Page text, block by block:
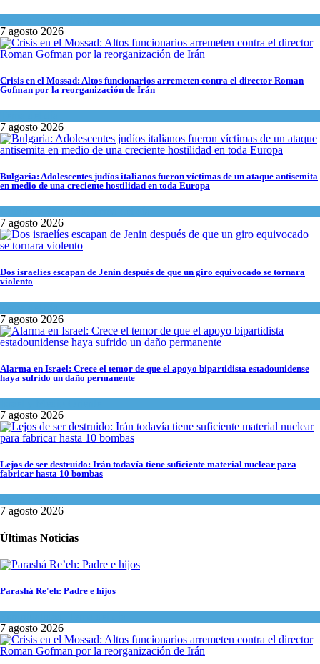
7 agosto 2026
Crisis en el Mossad: Altos funcionarios arremeten contra el director Roman
Gofman por la reorganización de Irán
7 agosto 2026
Bulgaria: Adolescentes judíos italianos fueron víctimas de un ataque antisemita
en medio de una creciente hostilidad en toda Europa
7 agosto 2026
Dos israelíes escapan de Jenin después de que un giro equivocado se tornara
violento
7 agosto 2026
Alarma en Israel: Crece el temor de que el apoyo bipartidista estadounidense
haya sufrido un daño permanente
7 agosto 2026
Lejos de ser destruido: Irán todavía tiene suficiente material nuclear para
fabricar hasta 10 bombas
7 agosto 2026
Últimas Noticias
Parashá Re'eh: Padre e hijos
7 agosto 2026